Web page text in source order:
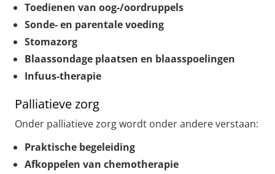
Toedienen van oog-/oordruppels
Sonde- en parentale voeding
Stomazorg
Blaassondage plaatsen en blaasspoelingen
Infuus-therapie
Palliatieve zorg
Onder palliatieve zorg wordt onder andere verstaan:
Praktische begeleiding
Afkoppelen van chemotherapie